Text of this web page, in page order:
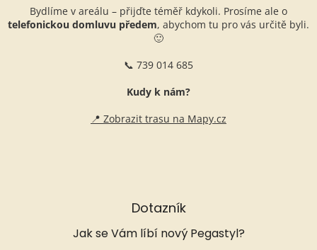
Bydlíme v areálu – přijďte téměř kdykoli. Prosíme ale o
telefonickou domluvu předem, abychom tu pro vás určitě byli.
🙂
📞 739 014 685
Kudy k nám?
📍 Zobrazit trasu na Mapy.cz
Dotazník
Jak se Vám líbí nový Pegastyl?